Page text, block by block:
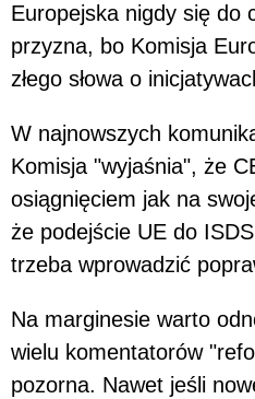
Europejska nigdy się do
przyzna, bo Komisja
złego słowa o
W najnowszych
Komisja "wyjaśnia", że
osiągnięciem jak na
że podejście UE do
trzeba wprowadzić
Na marginesie warto
wielu komentatorów
pozorna. Nawet jeśli